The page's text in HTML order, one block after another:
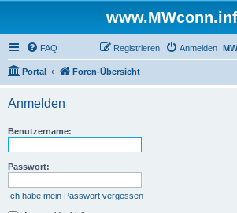
FAQ Anmelden
Registrieren
Portal Foren-Übersicht
Anmelden
Benutzername:
Passwort:
Ich habe mein Passwort vergessen